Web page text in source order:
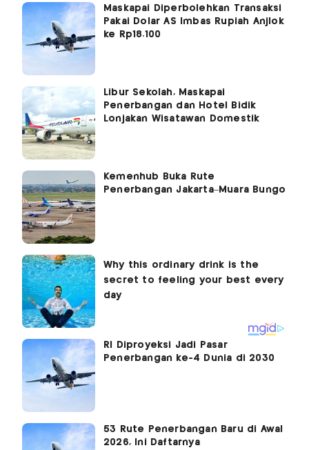
Maskapai Diperbolehkan Transaksi
Pakai Dolar AS Imbas Rupiah Anjlok
ke Rp18.100
Libur Sekolah, Maskapai
Penerbangan dan Hotel Bidik
Lonjakan Wisatawan Domestik
Kemenhub Buka Rute
Penerbangan Jakarta–Muara Bungo
RI Diproyeksi Jadi Pasar
Penerbangan ke-4 Dunia di 2030
53 Rute Penerbangan Baru di Awal
2026, Ini Daftarnya